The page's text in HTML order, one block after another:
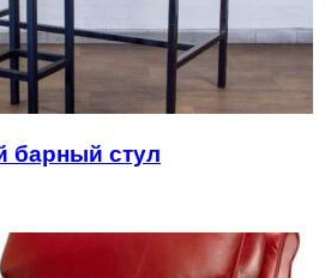
барный стул